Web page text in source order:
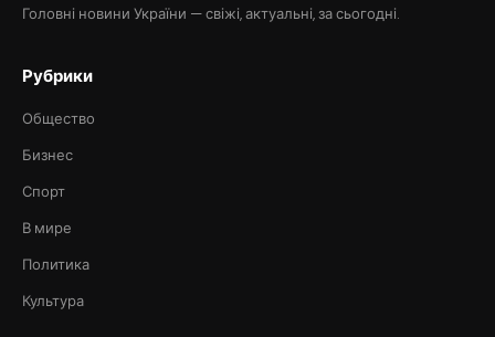
Головні новини України — свіжі, актуальні, за сьогодні.
Рубрики
Общество
Бизнес
Спорт
В мире
Политика
Культура